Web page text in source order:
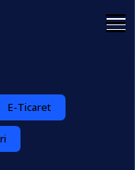
E-Ticaret